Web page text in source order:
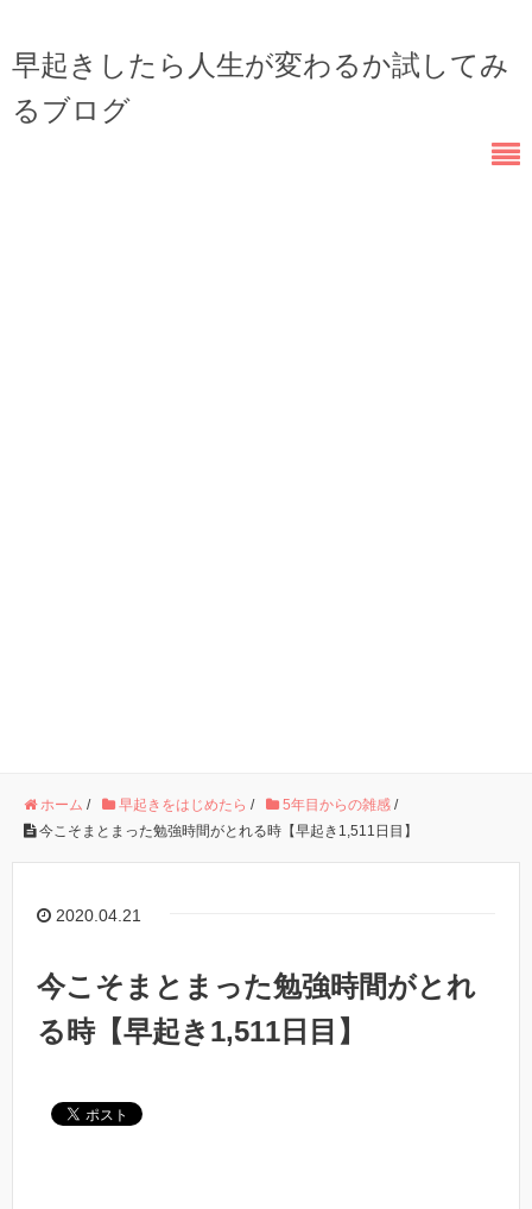
早起きしたら人生が変わるか試してみ
るブログ
ホーム / 早起きをはじめたら / 5年目からの雑感 /
今こそまとまった勉強時間がとれる時【早起き1,511日目】
2020.04.21
今こそまとまった勉強時間がとれ
る時【早起き1,511日目】